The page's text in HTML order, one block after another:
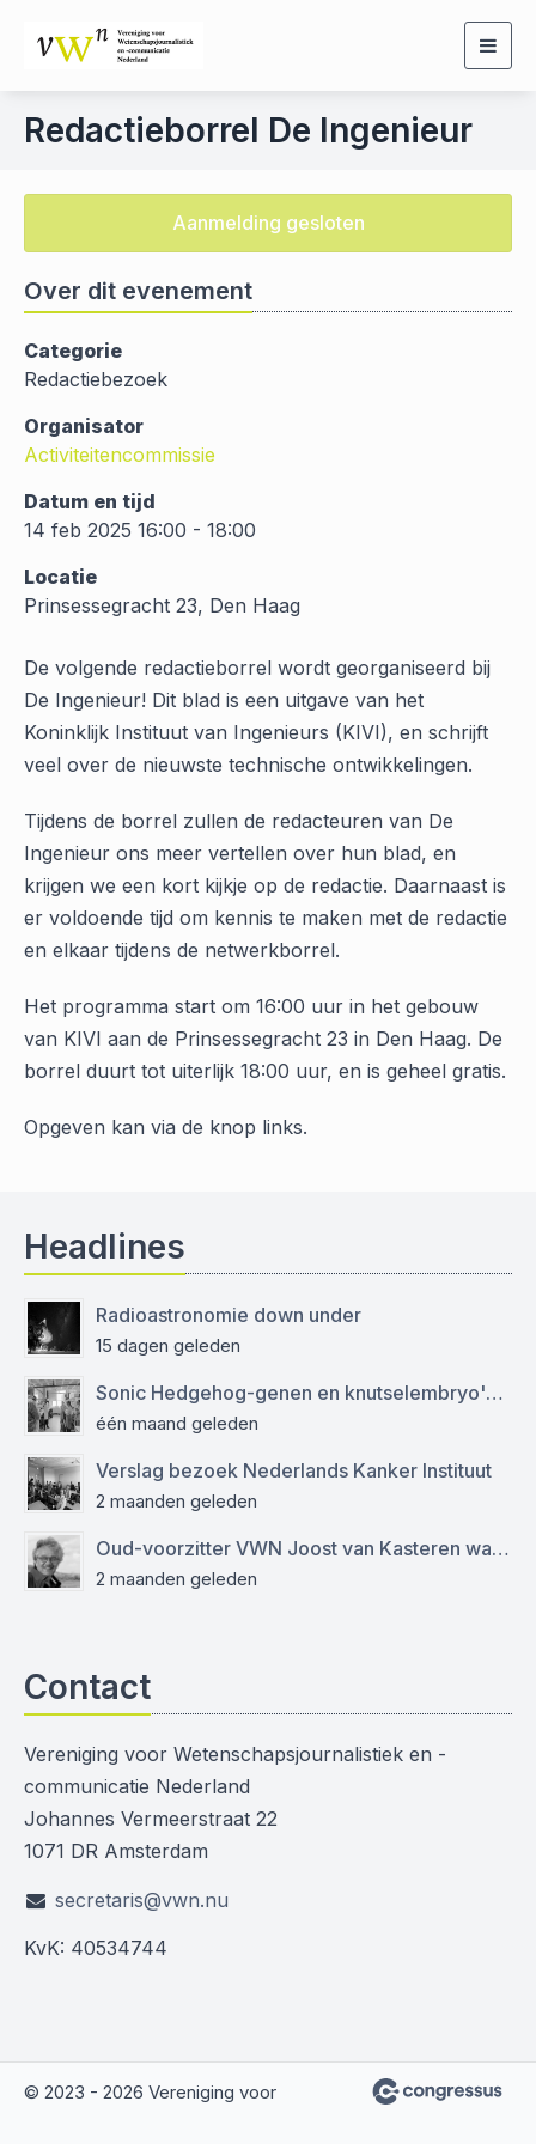
Redactieborrel De Ingenieur
Aanmelding gesloten
Over dit evenement
Categorie
Redactiebezoek
Organisator
Activiteitencommissie
Datum en tijd
14 feb 2025 16:00 - 18:00
Locatie
Prinsessegracht 23, Den Haag
De volgende redactieborrel wordt georganiseerd bij
De Ingenieur! Dit blad is een uitgave van het
Koninklijk Instituut van Ingenieurs (KIVI), en schrijft
veel over de nieuwste technische ontwikkelingen.
Tijdens de borrel zullen de redacteuren van De
Ingenieur ons meer vertellen over hun blad, en
krijgen we een kort kijkje op de redactie. Daarnaast is
er voldoende tijd om kennis te maken met de redactie
en elkaar tijdens de netwerkborrel.
Het programma start om 16:00 uur in het gebouw
van KIVI aan de Prinsessegracht 23 in Den Haag. De
borrel duurt tot uiterlijk 18:00 uur, en is geheel gratis.
Opgeven kan via de knop links.
Headlines
Radioastronomie down under
15 dagen geleden
Sonic Hedgehog-genen en knutselembryo's: verslag bezoek aan Sanquin
één maand geleden
Verslag bezoek Nederlands Kanker Instituut
2 maanden geleden
Oud-voorzitter VWN Joost van Kasteren was een empathische mentor en kritisch journalist
2 maanden geleden
Contact
Vereniging voor Wetenschapsjournalistiek en -
communicatie Nederland
Johannes Vermeerstraat 22
1071 DR Amsterdam
secretaris@vwn.nu
KvK: 40534744
© 2023 - 2026 Vereniging voor